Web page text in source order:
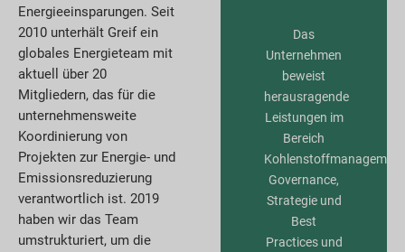
Das
Unternehmen
beweist
herausragende
Leistungen im
Bereich
Governance,
Strategie und
Best
Practices und
Energieeinsparungen. Seit
2010 unterhält Greif ein
globales Energieteam mit
aktuell über 20
Mitgliedern, das für die
unternehmensweite
Koordinierung von
Projekten zur Energie- und
Emissionsreduzierung
verantwortlich ist. 2019
haben wir das Team
umstrukturiert, um die